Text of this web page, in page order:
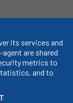
WebDesign
its services and
are shared
metrics to
and to